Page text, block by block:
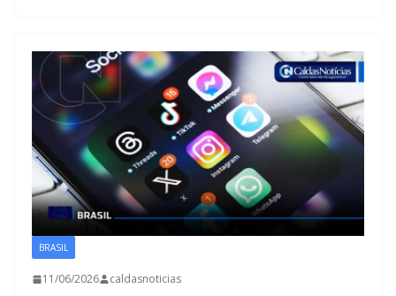
BRASIL
11/06/2026 caldasnoticias